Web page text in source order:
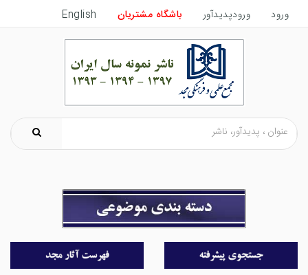
ورود ورودپدیدآور باشگاه مشتریان English